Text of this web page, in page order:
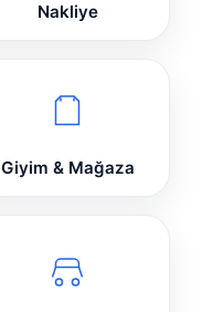
Nakliye
Giyim & Mağaza